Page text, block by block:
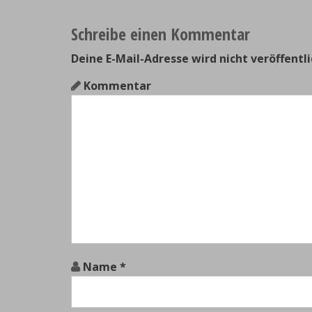
Schreibe einen Kommentar
Deine E-Mail-Adresse wird nicht
Kommentar
Name *